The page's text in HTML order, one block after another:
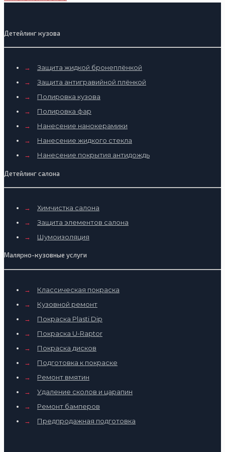
Детейлинг кузова
→
Защита жидкой бронеплёнкой
→
Защита антигравийной плёнкой
→
Полировка кузова
→
Полировка фар
→
Нанесение нанокерамики
→
Нанесение жидкого стекла
→
Нанесение покрытия антидождь
Детейлинг салона
→
Химчистка салона
→
Защита элементов салона
→
Шумоизоляция
Малярно-кузовные услуги
→
Классическая покраска
→
Кузовной ремонт
→
Покраска Plasti Dip
→
Покраска U-Raptor
→
Покраска дисков
→
Подготовка к покраске
→
Ремонт вмятин
→
Удаление сколов и царапин
→
Ремонт бамперов
→
Предпродажная подготовка